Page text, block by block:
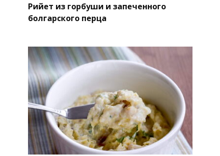
Рийет из горбуши и запеченного
болгарского перца